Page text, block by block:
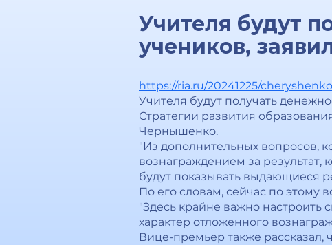
Учителя будут
учеников,
https://ria.ru/20241225/
Учителя будут получать
Стратегии развития
Чернышенко.
"Из дополнительных вопросов,
вознаграждением за результат,
будут показывать выдающиеся
По его словам, сейчас по этому
"Здесь крайне важно настроить
характер отложенного
Вице-премьер также рассказал,